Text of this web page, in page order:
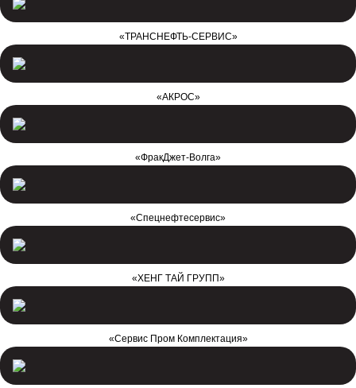
«ТРАНСНЕФТЬ-СЕРВИС»
«АКРОС»
«ФракДжет-Волга»
«Спецнефтесервис»
«ХЕНГ ТАЙ ГРУПП»
«Сервис Пром Комплектация»